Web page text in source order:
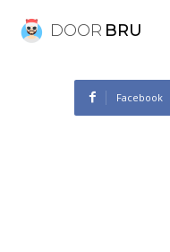
DOOR BRU
Facebook